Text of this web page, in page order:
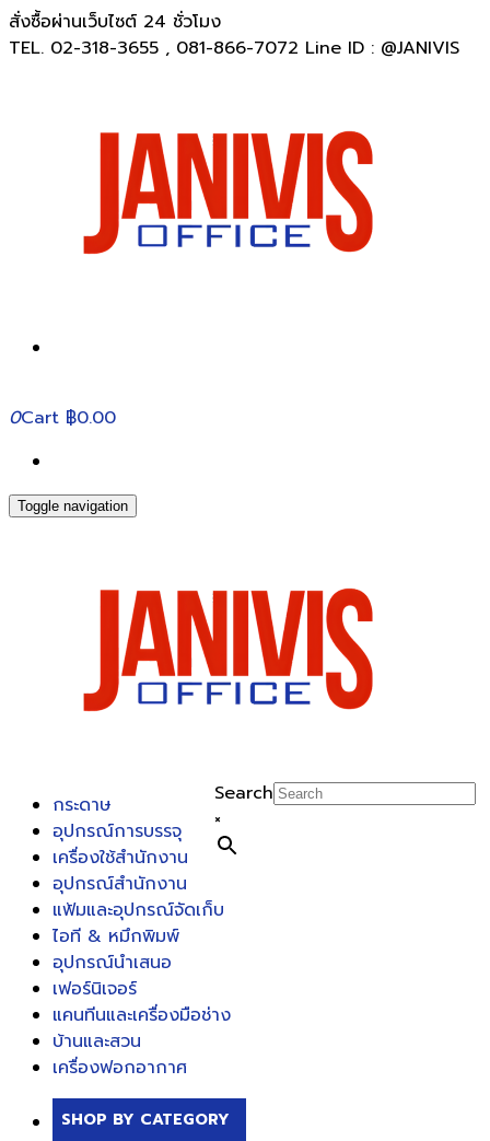
สั่งซื้อผ่านเว็บไซต์ 24 ชั่วโมง
TEL. 02-318-3655 , 081-866-7072 Line ID : @JANIVIS
0Cart ฿0.00
Toggle navigation
Search
×
กระดาษ
อุปกรณ์การบรรจุ
เครื่องใช้สำนักงาน
อุปกรณ์สำนักงาน
แฟ้มและอุปกรณ์จัดเก็บ
ไอที & หมึกพิมพ์
อุปกรณ์นำเสนอ
เฟอร์นิเจอร์
แคนทีนและเครื่องมือช่าง
บ้านและสวน
เครื่องฟอกอากาศ
SHOP BY CATEGORY